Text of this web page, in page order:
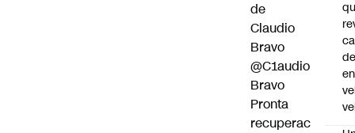
de
Claudio
Bravo
@C1audio
Bravo
Pronta
recuperac
en